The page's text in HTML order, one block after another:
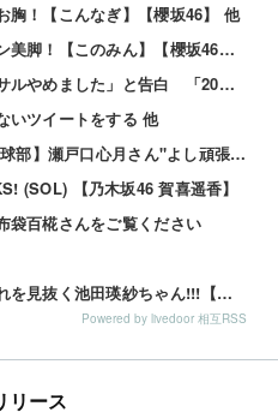
胸！【こんなぎ】【櫻坂46】 他
【動画】浅井恋乃未のショーパン美脚！【このみん】【櫻坂46】 他
土田晃之「草サッカーとフットサルやめました」と告白 「20代の若手が来るんです。つまんなくて」 他
いツイートをする 他
【動画】2026.08.06 【乃木坂野球部】瀬戸口心月さん"よし頑張るぞの気持ち"の始球式【コラボ第5弾】
(SOL) 【乃木坂46 賀喜遥香】
袋百椛さんをご覧ください
林瑠奈ちゃんの巧みな話術とそれを見抜く池田瑛紗ちゃん!!!【乃木坂46】
Powered by livedoor 相互RSS
リース